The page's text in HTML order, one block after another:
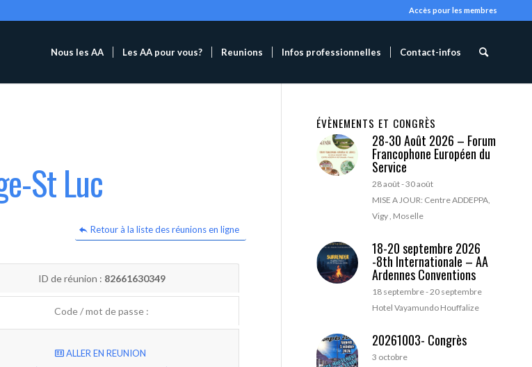
Accès pour les membres
Nous les AA Les AA pour vous? Reunions Infos professionnelles Contact-infos
St Luc
Retour à la liste des réunions en ligne
ID de réunion : 82661630349
Code / mot de passe :
ALLER EN REUNION
ÉVÈNEMENTS ET CONGRÈS
28-30 Août 2026 – Forum
Francophone Européen du
Service
28 août-30 août
MISE A JOUR: Centre ADDEPPA,
Vigy , Moselle
18-20 septembre 2026
-8th Internationale – AA
Ardennes Conventions
18 septembre-20 septembre
Hotel Vayamundo Houffalize
20261003- Congrès
3 octobre